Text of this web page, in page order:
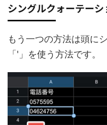
シングルクォーテーシ
もう一つの方法は頭に
「'」を使う方法です。